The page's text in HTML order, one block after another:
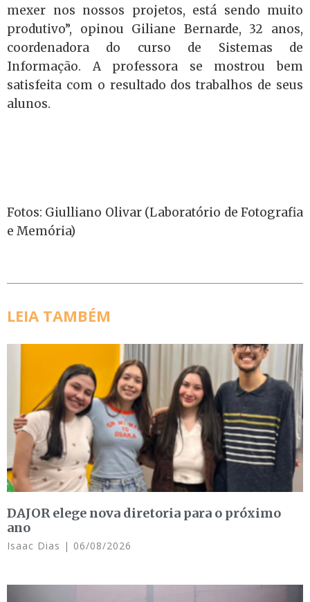
mexer nos nossos projetos, está sendo muito
produtivo”, opinou Giliane Bernarde, 32 anos,
coordenadora do curso de Sistemas de
Informação. A professora se mostrou bem
satisfeita com o resultado dos trabalhos de seus
alunos.
Fotos: Giulliano Olivar (Laboratório de Fotografia
e Memória)
LEIA TAMBÉM
DAJOR elege nova diretoria para o próximo
ano
Isaac Dias 06/08/2026